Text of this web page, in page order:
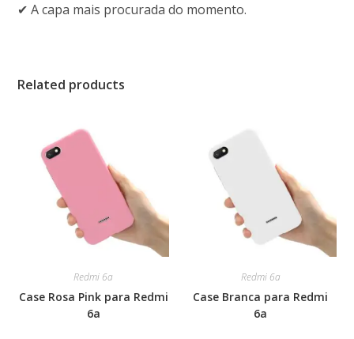
✔ A capa mais procurada do momento.
Related products
Redmi 6a
Case Rosa Pink para Redmi
6a
Redmi 6a
Case Branca para Redmi
6a